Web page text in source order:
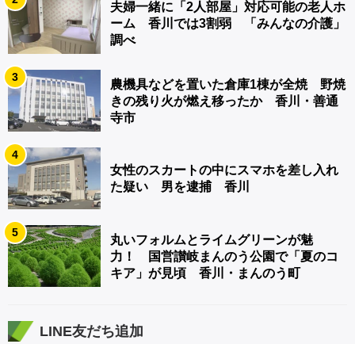
夫婦一緒に「2人部屋」対応可能の老人ホ
ーム 香川では3割弱 「みんなの介護」
調べ
3
農機具などを置いた倉庫1棟が全焼 野焼
きの残り火が燃え移ったか 香川・善通
寺市
4
女性のスカートの中にスマホを差し入れ
た疑い 男を逮捕 香川
5
丸いフォルムとライムグリーンが魅
力！ 国営讃岐まんのう公園で「夏のコ
キア」が見頃 香川・まんのう町
LINE友だち追加